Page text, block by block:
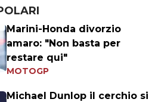
Marini-Honda divorzio
amaro: "Non basta per
restare qui"
MOTOGP
Michael Dunlop il cerchio si